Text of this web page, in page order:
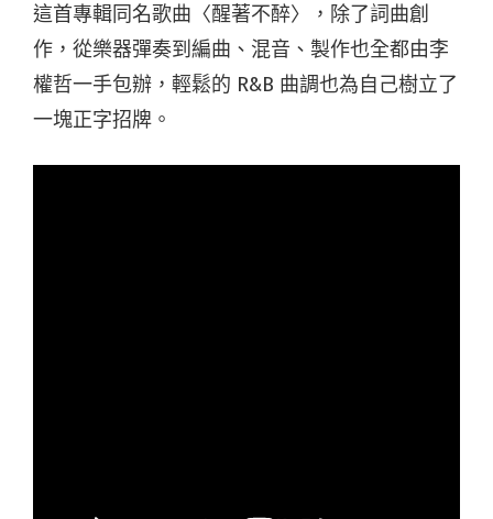
這首專輯同名歌曲〈醒著不醉〉，除了詞曲創
作，從樂器彈奏到編曲、混音、製作也全都由李
權哲一手包辦，輕鬆的 R&B 曲調也為自己樹立了
一塊正字招牌。